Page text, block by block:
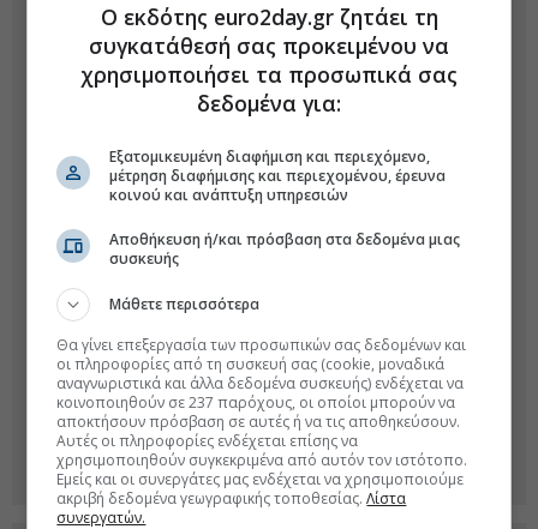
Ο εκδότης euro2day.gr ζητάει τη
συγκατάθεσή σας προκειμένου να
χρησιμοποιήσει τα προσωπικά σας
δεδομένα για:
Εξατομικευμένη διαφήμιση και περιεχόμενο,
μέτρηση διαφήμισης και περιεχομένου, έρευνα
κοινού και ανάπτυξη υπηρεσιών
Αποθήκευση ή/και πρόσβαση στα δεδομένα μιας
συσκευής
Μάθετε περισσότερα
Θα γίνει επεξεργασία των προσωπικών σας δεδομένων και
οι πληροφορίες από τη συσκευή σας (cookie, μοναδικά
αναγνωριστικά και άλλα δεδομένα συσκευής) ενδέχεται να
κοινοποιηθούν σε 237 παρόχους, οι οποίοι μπορούν να
αποκτήσουν πρόσβαση σε αυτές ή να τις αποθηκεύσουν.
Αυτές οι πληροφορίες ενδέχεται επίσης να
χρησιμοποιηθούν συγκεκριμένα από αυτόν τον ιστότοπο.
Εμείς και οι συνεργάτες μας ενδέχεται να χρησιμοποιούμε
ακριβή δεδομένα γεωγραφικής τοποθεσίας.Λίστα
συνεργατών.